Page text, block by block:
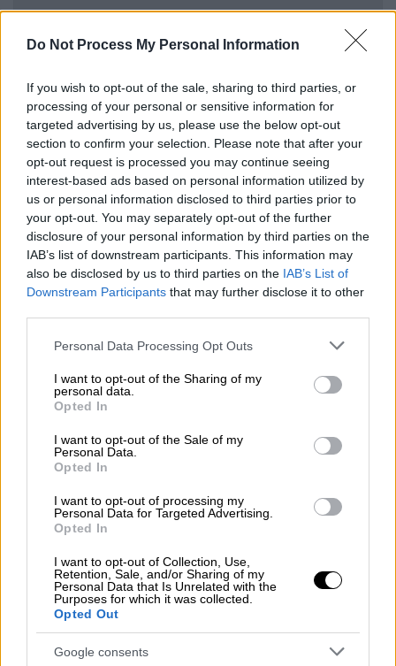
Do Not Process My Personal Information
If you wish to opt-out of the sale, sharing to third parties, or
processing of your personal or sensitive information for
targeted advertising by us, please use the below opt-out
section to confirm your selection. Please note that after your
opt-out request is processed you may continue seeing
interest-based ads based on personal information utilized by
us or personal information disclosed to third parties prior to
your opt-out. You may separately opt-out of the further
disclosure of your personal information by third parties on the
IAB’s list of downstream participants. This information may
also be disclosed by us to third parties on the IAB’s List of
Downstream Participants that may further disclose it to other
Please note that this website/app uses one or more Google
not limited to your visit or usage behaviour. You may click to
grant or deny consent to Google and its third-party tags to
use your data for below specified purposes in below Google
consent section.
Personal Data Processing Opt Outs
I want to opt-out of the Sharing of my
personal data.
Opted In
I want to opt-out of the Sale of my
Personal Data.
Opted In
I want to opt-out of processing my
Personal Data for Targeted Advertising.
Opted In
I want to opt-out of Collection, Use,
Retention, Sale, and/or Sharing of my
Personal Data that Is Unrelated with the
Purposes for which it was collected.
Opted Out
Google consents
δείχνουν άτομα να σκαρφαλώνουν φράχτες
και να κινούνται μέσα από τα δέντρα που
περιβάλλουν το πάρκο,προσπαθώντας να
μπουν κρυφά στον συναυλιακό χώρο. Τελικά,
η απόπειρά τους σταμάτησε από ψηλότερα
κιγκλιδώματα και τη γρήγορη επέμβαση της
αστυνομίας.
15 συλλήψεις και drones στον
εναέριο χώρο
Μάντσεστερ, συνολικά15 άτομα
συνελήφθησανκατά τη διάρκεια των δύο
πρώτων ημερών των συναυλιών.
Παρασκευή συνελήφθησαν έξι άτομα
για μέθη και παρακώλυση του έργου των
αρχών, ενώ
από το Heaton Park.
Το Σάββατο, η κατάσταση ξέφυγε. Aλλοι
εννέα συνελήφθησαν, εκ των οποίων έξι
προσπάθησαν να μπουν με πλαστά εισιτήρια
Ένας άντρας συνελήφθη για επίθεση σε
μέλος της ασφάλειας, ενώ δύο ακόμη για